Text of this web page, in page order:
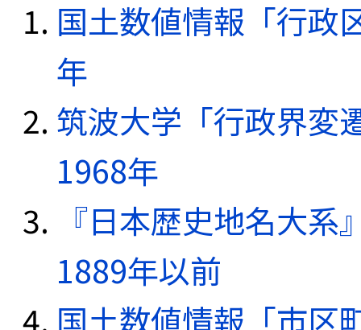
国土数値情報「行政
年
筑波大学「行政界変
1968年
『日本歴史地名大
1889年以前
国土数値情報「市区